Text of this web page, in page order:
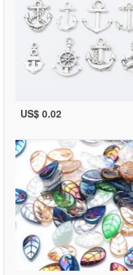
US$ 0.02